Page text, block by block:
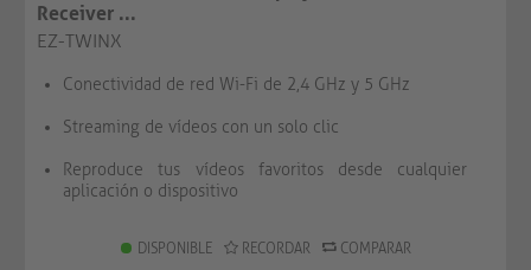
Receiver ...
EZ-TWINX
Conectividad de red Wi-Fi de 2,4 GHz y 5 GHz
Streaming de vídeos con un solo clic
Reproduce tus vídeos favoritos desde cualquier
aplicación o dispositivo
DISPONIBLE RECORDAR COMPARAR